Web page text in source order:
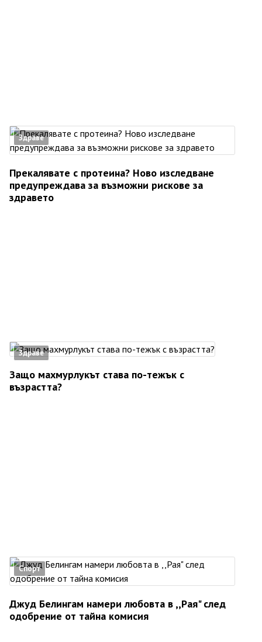
Здраве
Прекалявате с протеина? Ново изследване
предупреждава за възможни рискове за
здравето
Здраве
Защо махмурлукът става по-тежък с
възрастта?
Спорт
Джуд Белингам намери любовта в ,,Рая" след
одобрение от тайна комисия